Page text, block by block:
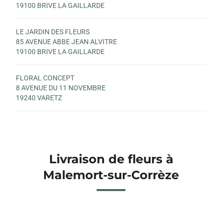
19100 BRIVE LA GAILLARDE
LE JARDIN DES FLEURS
85 AVENUE ABBE JEAN ALVITRE
19100 BRIVE LA GAILLARDE
FLORAL CONCEPT
8 AVENUE DU 11 NOVEMBRE
19240 VARETZ
Livraison de fleurs à
Malemort-sur-Corrèze